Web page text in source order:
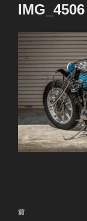
IMG_4506
投
前
前